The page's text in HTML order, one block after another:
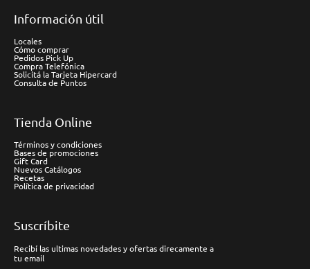
Información útil
Locales
Cómo comprar
Pedidos Pick Up
Compra Telefónica
Solicitá la Tarjeta Hipercard
Consulta de Puntos
Tienda Online
Términos y condiciones
Bases de promociones
Gift Card
Nuevos Catálogos
Recetas
Política de privacidad
Suscríbite
Recibí las ultimas novedades y ofertas direcamente a
tu email